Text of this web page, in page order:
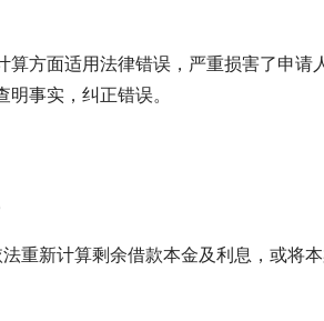
方面适用法律错误，严重损害了申请
事实，纠正错误。
重新计算剩余借款本金及利息，或将